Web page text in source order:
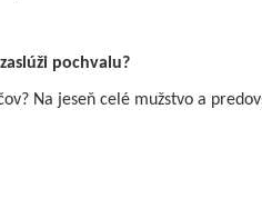
pochvalu?
Na jeseň celé mužstvo a